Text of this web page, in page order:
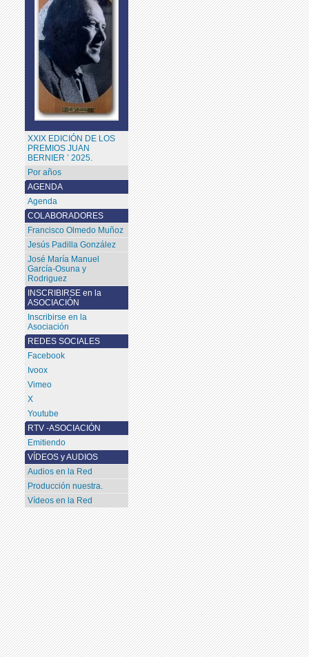
AGENDA
Agenda
COLABORADORES
Francisco Olmedo Muñoz
Jesús Padilla González
José María Manuel
García-Osuna y
Rodriguez
INSCRIBIRSE en la
ASOCIACIÓN
Inscribirse en la
Asociación
XXIX EDICIÓN DE LOS
PREMIOS JUAN
BERNIER ’ 2025.
Por años
REDES SOCIALES
Facebook
Ivoox
Vimeo
X
Youtube
RTV -ASOCIACIÓN
Emitiendo
VÍDEOS y AUDIOS
Audios en la Red
Producción nuestra.
Vídeos en la Red